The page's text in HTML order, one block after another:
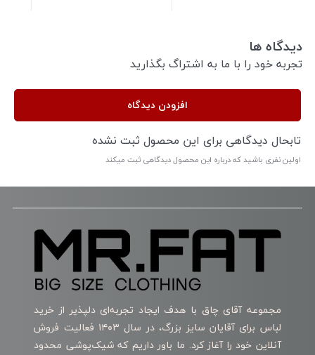
دیدگاه ها
تجربه خود را با ما به اشتراگ بگذارید
افزودن دیدگاه
تابحال دیدگاهی برای این محصول ثبت نشده
اولین نفری باشید که درباره این محصول دیدگاهی ثبت میکند
مجموعه آقای چاق با هدف ایجاد تجربه‌ای دلپذیر از خرید
لباس برای آقایان سایز بزرگ، در سال ۱۴۰۳ فعالیت فروش
آنلاین خود را آغاز کرد. ما باور داریم که شیک‌پوشی محدود